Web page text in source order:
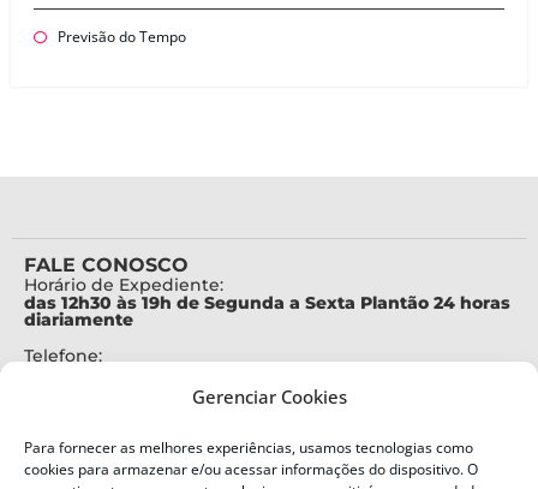
Gerenciar Cookies
Para fornecer as melhores experiências, usamos tecnologias como
cookies para armazenar e/ou acessar informações do dispositivo. O
Previsão do Tempo
FALE CONOSCO
Horário de Expediente:
das 12h30 às 19h de Segunda a Sexta Plantão 24 horas
diariamente
Telefone:
Alertas Defesa Civil:
SMS 40199